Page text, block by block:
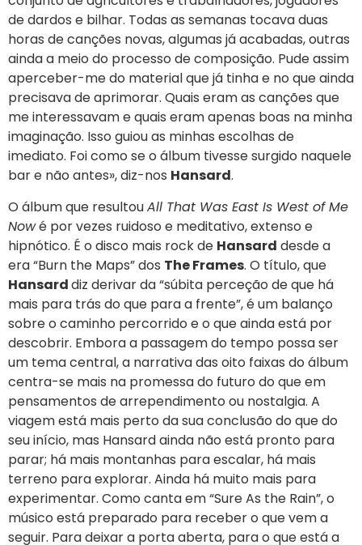
de dardos e bilhar. Todas as semanas tocava duas
horas de canções novas, algumas já acabadas, outras
ainda a meio do processo de composição. Pude assim
aperceber-me do material que já tinha e no que ainda
precisava de aprimorar. Quais eram as canções que
me interessavam e quais eram apenas boas na minha
imaginação. Isso guiou as minhas escolhas de
imediato. Foi como se o álbum tivesse surgido naquele
bar e não antes», diz-nos Hansard.
O álbum que resultouAll That Was East Is West of Me
Nowé por vezes ruidoso e meditativo, extenso e
hipnótico. É o disco mais rock de Hansard desde a
era “Burn the Maps” dos The Frames. O título, que
Hansarddiz derivar da “súbita perceção de que há
mais para trás do que para a frente”, é um balanço
sobre o caminho percorrido e o que ainda está por
descobrir. Embora a passagem do tempo possa ser
um tema central, a narrativa das oito faixas do álbum
centra-se mais na promessa do futuro do que em
pensamentos de arrependimento ou nostalgia. A
viagem está mais perto da sua conclusão do que do
seu início, mas Hansard ainda não está pronto para
parar; há mais montanhas para escalar, há mais
terreno para explorar. Ainda há muito mais para
experimentar. Como canta em “Sure As the Rain”, o
músico está preparado para receber o que vem a
seguir. Para deixar a porta aberta, para o que está a